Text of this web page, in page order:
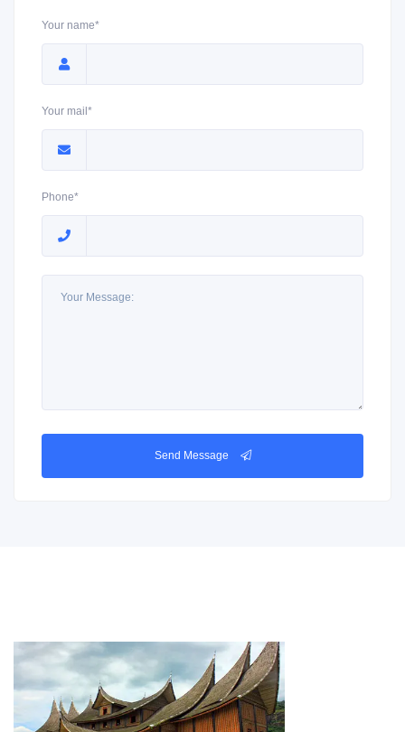
Your name*
Your mail*
Phone*
Send Message